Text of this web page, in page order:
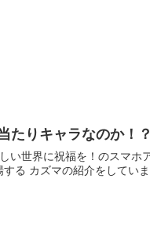
たりキャラなのか！？
る カズマの紹介をしていま